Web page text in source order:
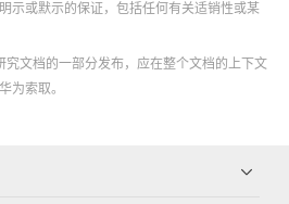
示或默示的保证，包括任何有关适销性或某
究文档的一部分发布，应在整个文档的上下文
为索取。